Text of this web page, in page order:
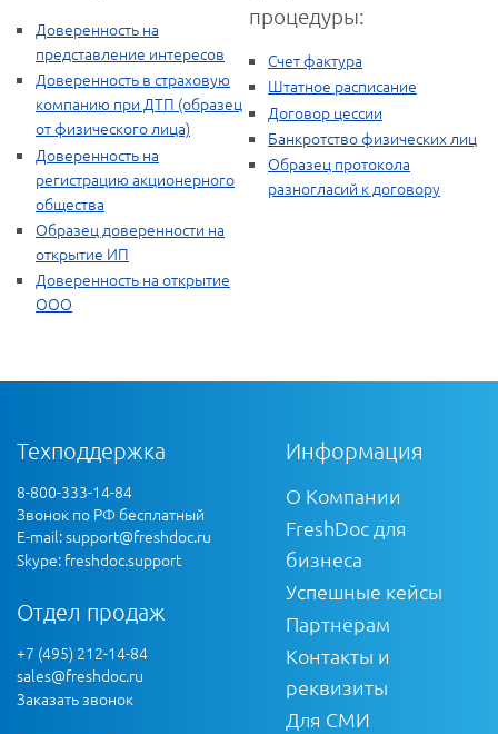
Доверенность на
представление интересов
Доверенность в страховую
компанию при ДТП (образец
от физического лица)
Доверенность на
регистрацию акционерного
общества
Образец доверенности на
открытие ИП
Доверенность на открытие
ООО
процедуры:
Счет фактура
Штатное расписание
Договор цессии
Банкротство физических лиц
Образец протокола
разногласий к договору
Техподдержка
8-800-333-14-84
Звонок по РФ бесплатный
E-mail:support@freshdoc.ru
Skype: freshdoc.support
Отдел продаж
+7 (495) 212-14-84
sales@freshdoc.ru
Заказать звонок
Информация
О Компании
FreshDoc для
бизнеса
Успешные кейсы
Партнерам
Контакты и
реквизиты
Для СМИ